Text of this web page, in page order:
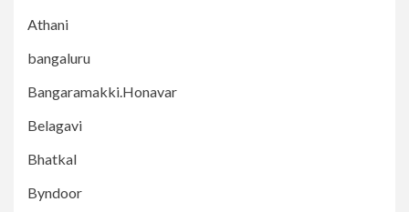
Athani
bangaluru
Bangaramakki.Honavar
Belagavi
Bhatkal
Byndoor